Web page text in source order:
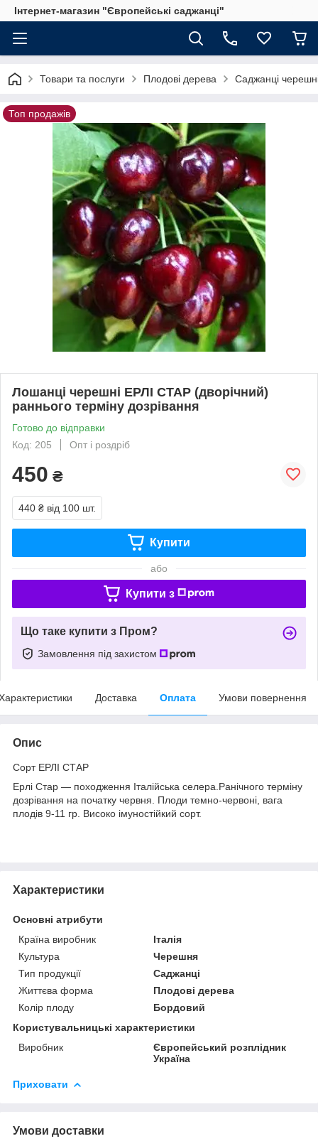
Інтернет-магазин "Європейські саджанці"
Товари та послуги Плодові дерева Саджанці
Топ продажів
Лошанці черешні ЕРЛІ СТАР (дворічний)
раннього терміну дозрівання
Готово до відправки
Код: 205
Опт і роздріб
450 ₴
440 ₴ від 100 шт.
Купити
або
Купити з
Що таке купити з Пром?
Замовлення під захистом
Доставка Оплата Умови повернення
Опис
Сорт ЕРЛІ СТАР
Ерлі Стар — походження Італійська селера.Ранічного терміну
дозрівання на початку червня. Плоди темно-червоні, вага
плодів 9-11 гр. Високо імуностійкий сорт.
Характеристики
Основні атрибути
Країна виробник
Італія
Культура
Черешня
Тип продукції
Саджанці
Життєва форма
Плодові дерева
Колір плоду
Бордовий
Користувальницькі характеристики
Виробник
Європейський розплідник
Україна
Приховати
Умови доставки